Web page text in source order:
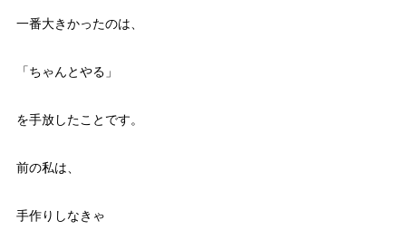
一番大きかったのは、
「ちゃんとやる」
を手放したことです。
前の私は、
手作りしなきゃ